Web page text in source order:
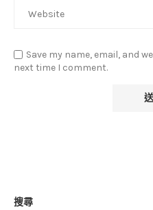
Save my name, email, and
next time I comment.
搜尋